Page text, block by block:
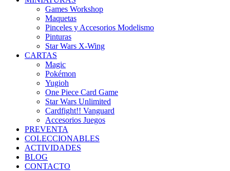
Games Workshop
Maquetas
Pinceles y Accesorios Modelismo
Pinturas
Star Wars X-Wing
CARTAS
Magic
Pokémon
Yugioh
One Piece Card Game
Star Wars Unlimited
Cardfight!! Vanguard
Accesorios Juegos
PREVENTA
COLECCIONABLES
ACTIVIDADES
BLOG
CONTACTO